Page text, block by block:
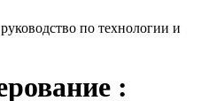
по технологии и
: